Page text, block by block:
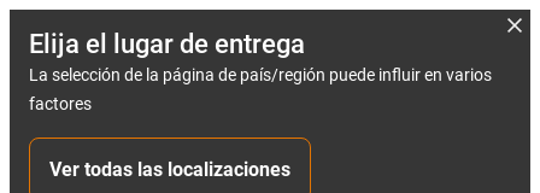
Elija el lugar de entrega
La selección de la página de país/región puede influir en varios
factores
Ver todas las localizaciones